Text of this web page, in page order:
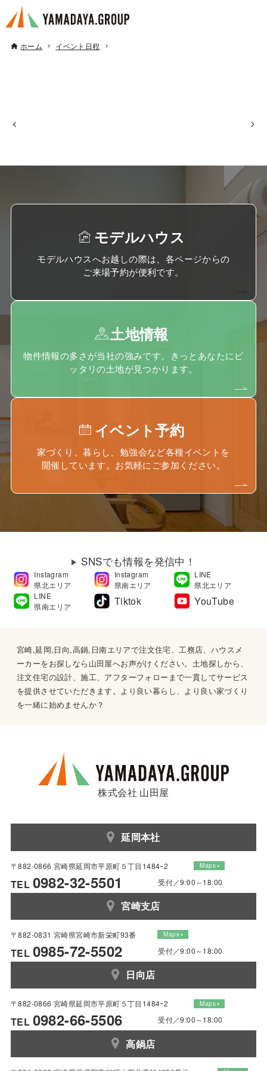
ホーム イベント日程
モデルハウス
モデルハウスへお越しの際は、各ページからの
ご来場予約が便利です。
土地情報
物件情報の多さが当社の強みです。きっとあなたにピ
ッタリの土地が見つかります。
イベント予約
家づくり、暮らし、勉強会など各種イベントを
開催しています。お気軽にご参加ください。
SNSでも情報を発信中！
Instagram
県北エリア
Instagram
県南エリア
LINE
県北エリア
LINE
県南エリア
Tiktok YouTube
宮崎,延岡,日向,高鍋,日南エリアで注文住宅、工務店、ハウスメ
ーカーをお探しなら山田屋へお声がけください。土地探しから、
注文住宅の設計、施工、アフターフォローまで一貫してサービス
を提供させていただきます。より良い暮らし、より良い家づくり
を一緒に始めませんか？
株式会社 山田屋
延岡本社
〒882-0866 宮崎県延岡市平原町５丁目1484ｰ2 Maps
TEL 0982-32-5501 受付／9:00～18:00
宮崎支店
〒882-0831 宮崎県宮崎市新栄町93番 Maps
TEL 0985-72-5502 受付／9:00～18:00
日向店
〒882-0866 宮崎県延岡市平原町５丁目1484ｰ2 Maps
TEL 0982-66-5506 受付／9:00～18:00
高鍋店